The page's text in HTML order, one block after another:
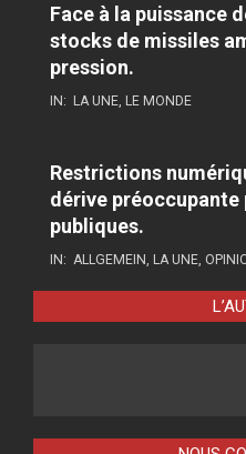
Face à la puissance
stocks de missiles
pression.
IN: LA UNE LE MONDE
Restrictions
dérive
publiques.
IN: ALLGEMEIN LA UNE